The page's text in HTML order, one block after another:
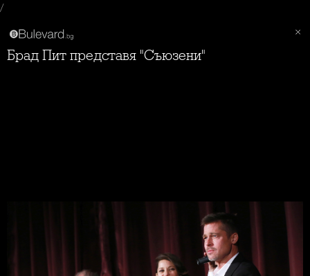
/
Брад Пит представя "Съюзени"